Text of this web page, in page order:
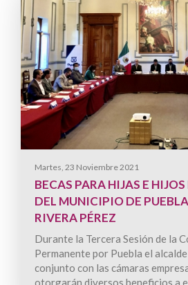
Martes, 23 Noviembre 2021
BECAS PARA HIJAS E
DEL MUNICIPIO DE
RIVERA PÉREZ
Durante la Tercera Sesión de la
Permanente por Puebla el
conjunto con las cámaras
otorgarán diversos beneficios a